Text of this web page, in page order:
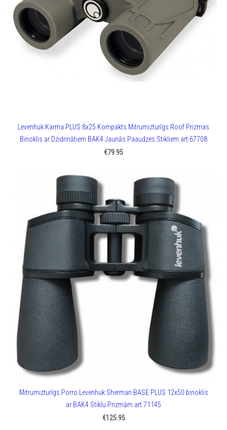
Levenhuk Karma PLUS 8x25 Kompakts Mitrumizturīgs Roof Prizmas
Binoklis ar Dzidrinātiem BAK4 Jaunās Paaudzes Stikliem art.67708
€79.95
Mitrumizturīgs Porro Levenhuk Sherman BASE PLUS 12x50 binoklis
ar BAK4 Stiklu Prizmām art.71145
€125.95